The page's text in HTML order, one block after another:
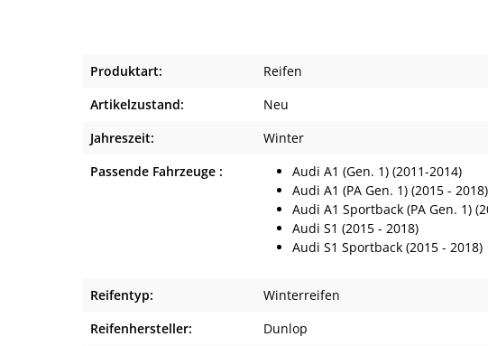
Produktart:
Reifen
Artikelzustand:
Neu
Jahreszeit:
Winter
Passende Fahrzeuge :
Audi A1 (Gen. 1) (2011-2014)
Audi A1 (PA Gen. 1) (2015 - 2018)
Audi A1 Sportback (PA Gen. 1)
Audi S1 (2015 - 2018)
Audi S1 Sportback (2015 - 2018)
Reifentyp:
Winterreifen
Reifenhersteller:
Dunlop